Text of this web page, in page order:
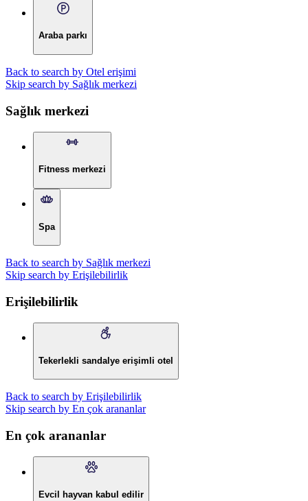
Araba parkı
Back to search by Otel erişimi
Skip search by Sağlık merkezi
Sağlık merkezi
Fitness merkezi
Spa
Back to search by Sağlık merkezi
Skip search by Erişilebilirlik
Erişilebilirlik
Tekerlekli sandalye erişimli otel
Back to search by Erişilebilirlik
Skip search by En çok arananlar
En çok arananlar
Evcil hayvan kabul edilir